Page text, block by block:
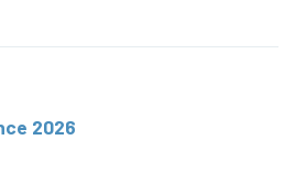
2026